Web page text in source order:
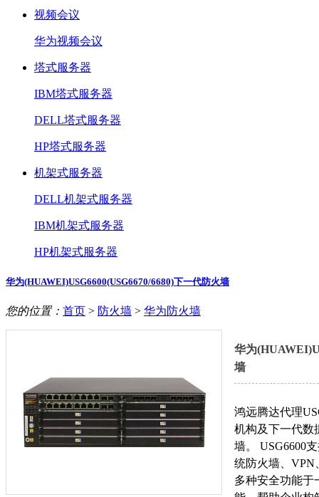
视频会议
华为视频会议
塔式服务器
IBM塔式服务器
DELL塔式服务器
HP塔式服务器
机架式服务器
DELL机架式服务器
IBM机架式服务器
HP机架式服务器
华为(HUAWEI)USG6600(USG6670/6680)下一代防火墙
您的位置： 首页 > 防火墙 > 华为防火墙
华为
墙
鸿远腾达代理
机构及下一代数
墙。 USG6600
统防火墙、VPN
多种安全功能于